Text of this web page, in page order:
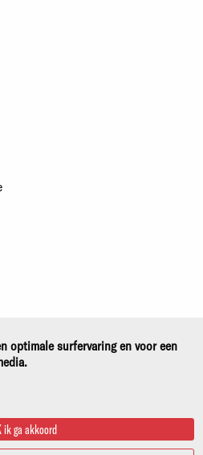
optimale surfervaring en voor een
ik ga akkoord